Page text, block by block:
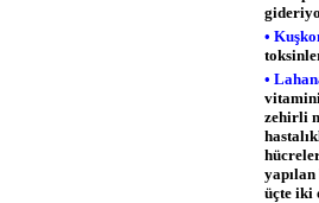
•
•
zehirli
üçte iki